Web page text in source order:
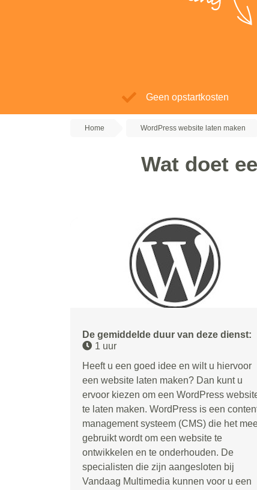
Geen opstartkosten
Home WordPress website laten maken
Wat doet
De gemiddelde duur van deze dienst:
1 uur
Heeft u een goed idee en wilt u hiervoor
een website laten maken? Dan kunt u
ervoor kiezen om een WordPress
te laten maken. WordPress is een
management systeem (CMS) die het
gebruikt wordt om een website te
ontwikkelen en te onderhouden. De
specialisten die zijn aangesloten bij
Vandaag Multimedia kunnen voor u een